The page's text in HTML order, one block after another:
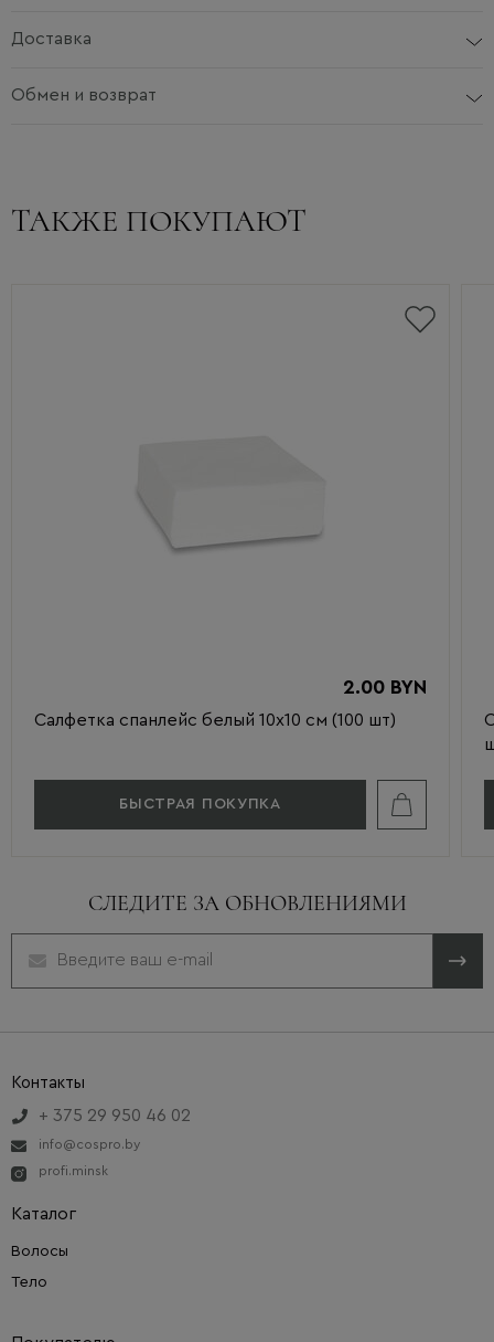
Доставка
Обмен и возврат
ТАКЖЕ ПОКУПАЮТ
2.00 BYN
Салфетка спанлейс белый 10х10 см (100 шт)
БЫСТРАЯ ПОКУПКА
СЛЕДИТЕ ЗА ОБНОВЛЕНИЯМИ
Каталог
Волосы
Тело
Контакты
+ 375 29 950 46 02
info@cospro.by
profi.minsk